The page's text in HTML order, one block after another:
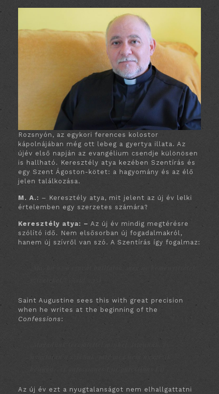
Rozsnyón, az egykori ferences kolostor
kápolnájában még ott lebeg a gyertya illata. Az
újév első napján az evangélium csendje különösen
is hallható. Keresztély atya kezében Szentírás és
egy Szent Ágoston-kötet: a hagyomány és az élő
jelen találkozása.
M. A.: – Keresztély atya, mit jelent az új év lelki
értelemben egy szerzetes számára?
Keresztély atya: – Az új év mindig megtérésre
szólító idő. Nem elsősorban új fogadalmakról,
hanem új szívről van szó. A Szentírás így fogalmaz:
Saint Augustine sees this with great precision
when he writes at the beginning of the
Confessions :
nyugtalan a szívünk, míg meg nem nyugszik
Az új év ezt a nyugtalanságot nem elhallgattatni